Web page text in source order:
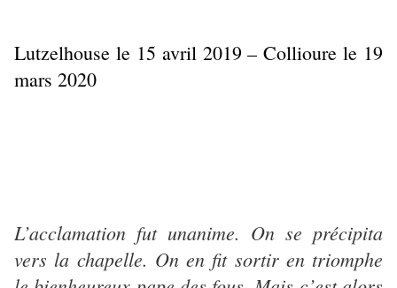
Lutzelhouse le 15 avril 2019 – Collioure le 19
mars 2020
L’acclamation fut unanime. On se précipita
vers la chapelle. On en fit sortir en triomphe